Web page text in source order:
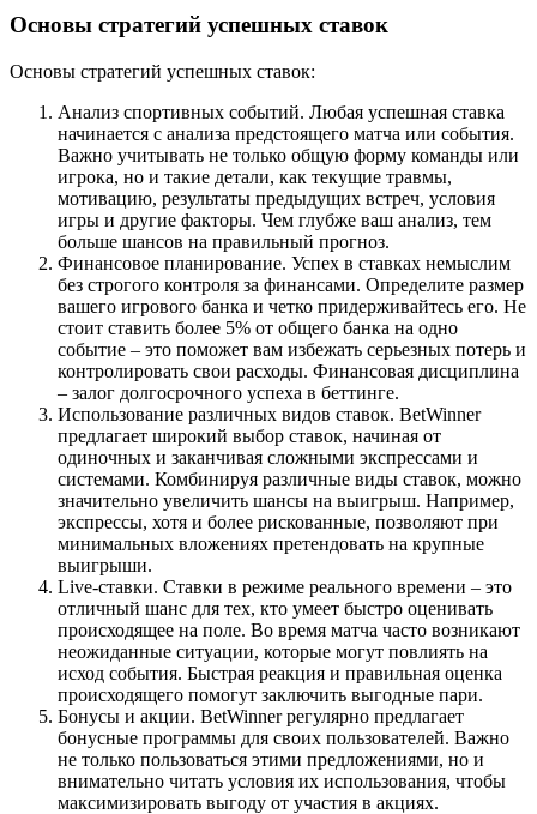
Основы стратегий успешных ставок
Основы стратегий успешных ставок:
Анализ спортивных событий. Любая успешная ставка
начинается с анализа предстоящего матча или события.
Важно учитывать не только общую форму команды или
игрока, но и такие детали, как текущие травмы,
мотивацию, результаты предыдущих встреч, условия
игры и другие факторы. Чем глубже ваш анализ, тем
больше шансов на правильный прогноз.
Финансовое планирование. Успех в ставках немыслим
без строгого контроля за финансами. Определите размер
вашего игрового банка и четко придерживайтесь его. Не
стоит ставить более 5% от общего банка на одно
событие – это поможет вам избежать серьезных потерь и
контролировать свои расходы. Финансовая дисциплина
– залог долгосрочного успеха в беттинге.
Использование различных видов ставок. BetWinner
предлагает широкий выбор ставок, начиная от
одиночных и заканчивая сложными экспрессами и
системами. Комбинируя различные виды ставок, можно
значительно увеличить шансы на выигрыш. Например,
экспрессы, хотя и более рискованные, позволяют при
минимальных вложениях претендовать на крупные
выигрыши.
Live-ставки. Ставки в режиме реального времени – это
отличный шанс для тех, кто умеет быстро оценивать
происходящее на поле. Во время матча часто возникают
неожиданные ситуации, которые могут повлиять на
исход события. Быстрая реакция и правильная оценка
происходящего помогут заключить выгодные пари.
Бонусы и акции. BetWinner регулярно предлагает
бонусные программы для своих пользователей. Важно
не только пользоваться этими предложениями, но и
внимательно читать условия их использования, чтобы
максимизировать выгоду от участия в акциях.